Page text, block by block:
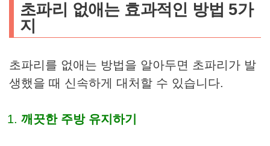
초파리 없애는 효과적인 방법 5가
지
초파리를 없애는 방법을 알아두면 초파리가 발
생했을 때 신속하게 대처할 수 있습니다.
깨끗한 주방 유지하기